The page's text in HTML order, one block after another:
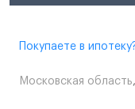
Покупаете в
Московская область,